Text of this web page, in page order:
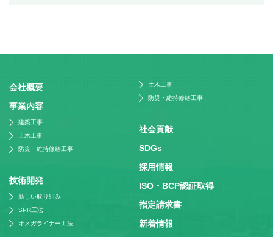
会社概要
事業内容
建築工事
土木工事
防災・維持修繕工事
技術開発
新しい取り組み
SPR工法
オメガライナー工法
土木工事
防災・維持修繕工事
社会貢献
SDGs
採⽤情報
ISO・BCP認証取得
指定請求書
新着情報